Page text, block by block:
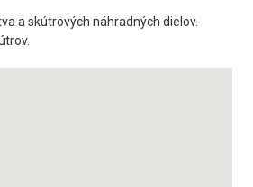
a skútrových náhradných dielov.